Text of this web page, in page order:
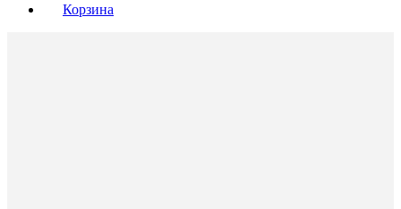
Корзина